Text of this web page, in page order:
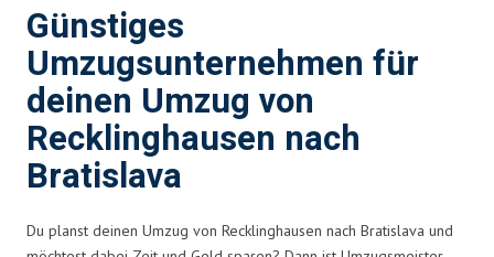
Günstiges
Umzugsunternehmen für
deinen Umzug von
Recklinghausen nach
Bratislava
Du planst deinen Umzug von Recklinghausen nach Bratislava und